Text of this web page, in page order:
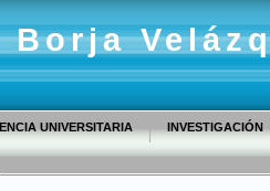
UNIVERSITARIA INVESTIGACIÓN